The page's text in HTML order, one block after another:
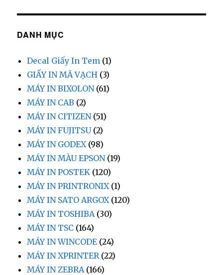
DANH MỤC
Decal Giấy In Tem (1)
GIẤY IN MÃ VẠCH (3)
MÁY IN BIXOLON(61)
MÁY IN CAB (2)
MÁY IN CITIZEN(51)
MÁY IN FUJITSU(2)
MÁY IN GODEX (98)
MÁY IN MÀU EPSON(19)
MÁY IN POSTEK (120)
MÁY IN PRINTRONIX (1)
MÁY IN SATO ARGOX (120)
MÁY IN TOSHIBA (30)
MÁY IN TSC (164)
MÁY IN WINCODE (24)
MÁY IN XPRINTER (22)
MÁY IN ZEBRA (166)